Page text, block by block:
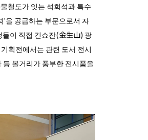
철도가 잇는 석회석과 특수
을 공급하는 부문으로서 자
이 직접 긴쇼잔(金生山) 광
획전에서는 관련 도서 전시
볼거리가 풍부한 전시품을